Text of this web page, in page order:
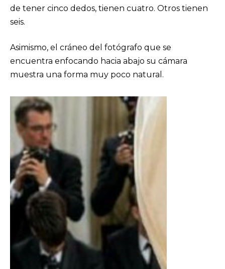
de tener cinco dedos, tienen cuatro. Otros tienen
seis.
Asimismo, el cráneo del fotógrafo que se
encuentra enfocando hacia abajo su cámara
muestra una forma muy poco natural.